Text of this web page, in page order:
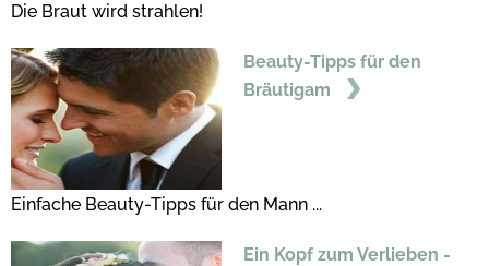
Die Braut wird strahlen!
Beauty-Tipps für den
Bräutigam
Einfache Beauty-Tipps für den Mann ...
Ein Kopf zum Verlieben -